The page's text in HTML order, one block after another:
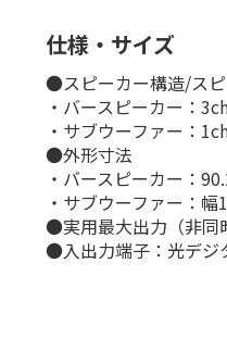
仕様・サイズ
●スピーカー構造/ス
・バースピーカー：
・サブウーファー：
●外形寸法
・バースピーカー：
・サブウーファー：
●実用最大出力（非同
●入出力端子：光デジ